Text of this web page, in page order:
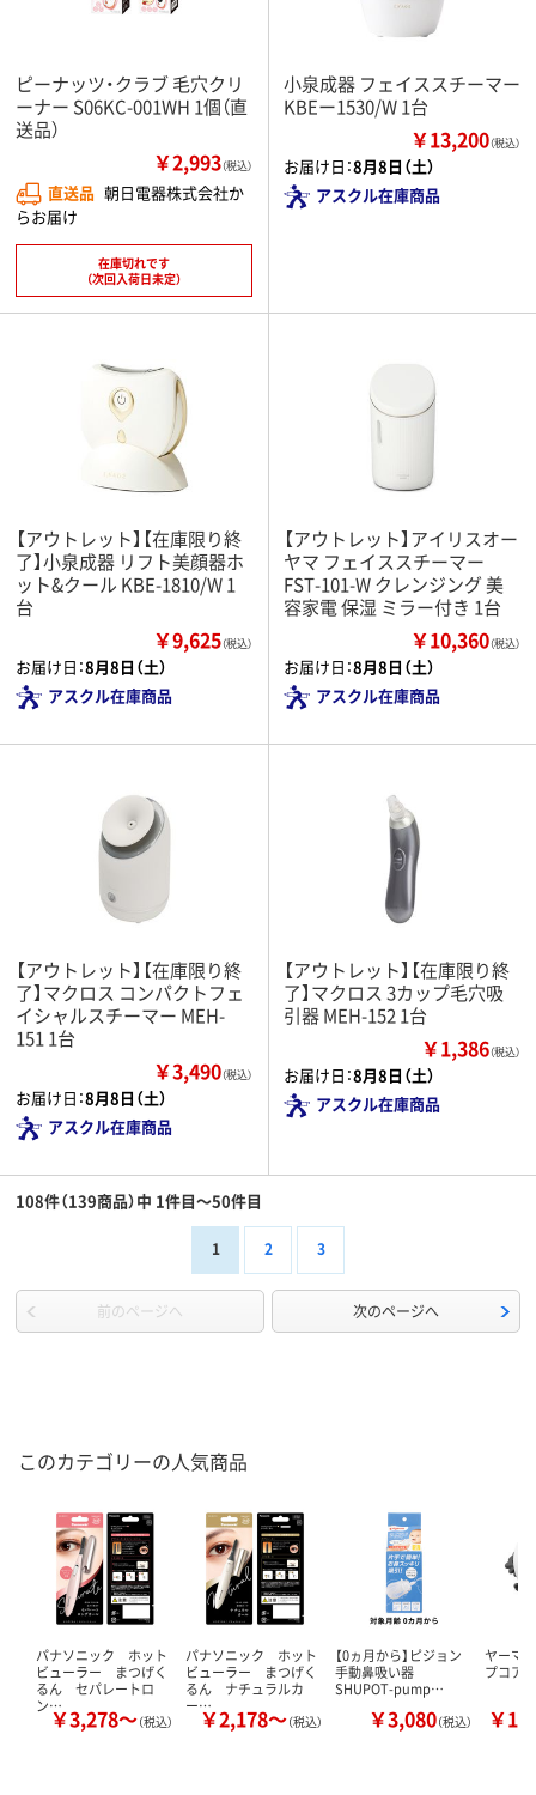
ピーナッツ・クラブ 毛穴クリ
ーナー S06KC-001WH 1個（直
送品）
￥2,993（税込）
直送品 朝日電器株式会社か
らお届け
在庫切れです
（次回入荷日未定）
小泉成器 フェイススチーマー
KBEー1530/W 1台
￥13,200（税込）
お届け日：8月8日（土）
アスクル在庫商品
【アウトレット】【在庫限り終
了】小泉成器 リフト美顔器ホ
ット&クール KBE-1810/W 1
台
￥9,625（税込）
お届け日：8月8日（土）
アスクル在庫商品
【アウトレット】アイリスオー
ヤマ フェイススチーマー
FST-101-W クレンジング 美
容家電 保湿 ミラー付き 1台
￥10,360（税込）
お届け日：8月8日（土）
アスクル在庫商品
【アウトレット】【在庫限り終
了】マクロス コンパクトフェ
イシャルスチーマー MEH-
151 1台
￥3,490（税込）
お届け日：8月8日（土）
アスクル在庫商品
【アウトレット】【在庫限り終
了】マクロス 3カップ毛穴吸
引器 MEH-152 1台
￥1,386（税込）
お届け日：8月8日（土）
アスクル在庫商品
108件（139商品）中 1件目～50件目
1 2 3
前のページへ 次のページへ
このカテゴリーの人気商品
パナソニック ホット
ビューラー まつげく
るん セパレートロ
ン…￥3,278～（税込）
パナソニック ホット
ビューラー まつげく
るん ナチュラルカ
ー…￥2,178～（税込）
【0ヵ月から】ピジョン
手動鼻吸い器
SHUPOT-pump…
￥3,080（税込）
ヤーマ
プコア
￥